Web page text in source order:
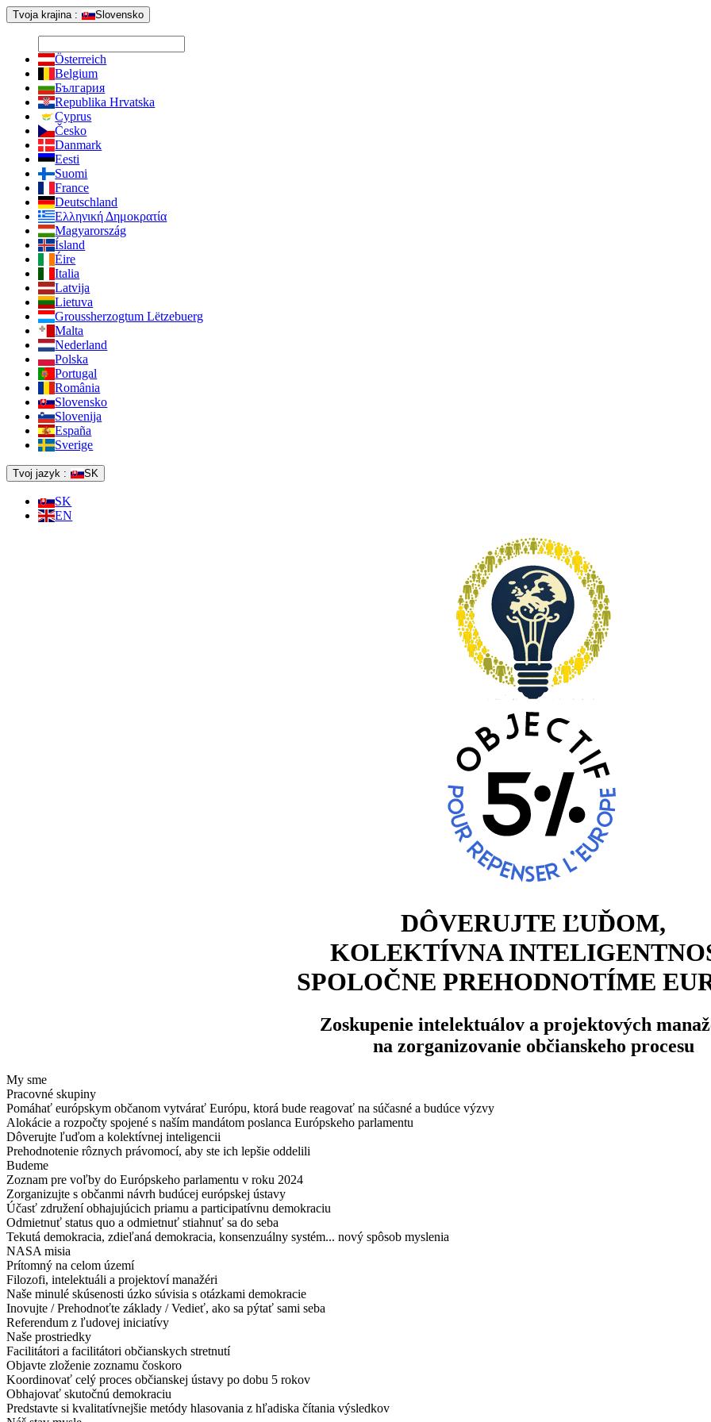
Tvoja krajina : Slovensko
Österreich
Belgium
България
Republika Hrvatska
Cyprus
Česko
Danmark
Eesti
Suomi
France
Deutschland
Ελληνική Δημοκρατία
Magyarország
Ísland
Éire
Italia
Latvija
Lietuva
Groussherzogtum Lëtzebuerg
Malta
Nederland
Polska
Portugal
România
Slovensko
Slovenija
España
Sverige
Tvoj jazyk : SK
SK
EN
DÔVERUJTE ĽUĎOM,
KOLEKTÍVNA
SPOLOČNE PREHODNOTÍME
Zoskupenie intelektuálov a projektových
na zorganizovanie občianskeho procesu
My sme
Pracovné skupiny
Pomáhať európskym občanom vytvárať Európu, ktorá bude reagovať na súčasné a budúce výzvy
Alokácie a rozpočty spojené s naším mandátom poslanca Európskeho parlamentu
Dôverujte ľuďom a kolektívnej inteligencii
Prehodnotenie rôznych právomocí, aby ste ich lepšie oddelili
Budeme
Zoznam pre voľby do Európskeho parlamentu v roku 2024
Zorganizujte s občanmi návrh budúcej európskej ústavy
Účasť združení obhajujúcich priamu a participatívnu demokraciu
Odmietnuť status quo a odmietnuť stiahnuť sa do seba
Tekutá demokracia, zdieľaná demokracia, konsenzuálny systém... nový spôsob myslenia
NASA misia
Prítomný na celom území
Filozofi, intelektuáli a projektoví manažéri
Naše minulé skúsenosti úzko súvisia s otázkami demokracie
Inovujte / Prehodnoťte základy / Vedieť, ako sa pýtať sami seba
Referendum z ľudovej iniciatívy
Naše prostriedky
Facilitátori a facilitátori občianskych stretnutí
Objavte zloženie zoznamu čoskoro
Koordinovať celý proces občianskej ústavy po dobu 5 rokov
Obhajovať skutočnú demokraciu
Predstavte si kvalitatívnejšie metódy hlasovania z hľadiska čítania výsledkov